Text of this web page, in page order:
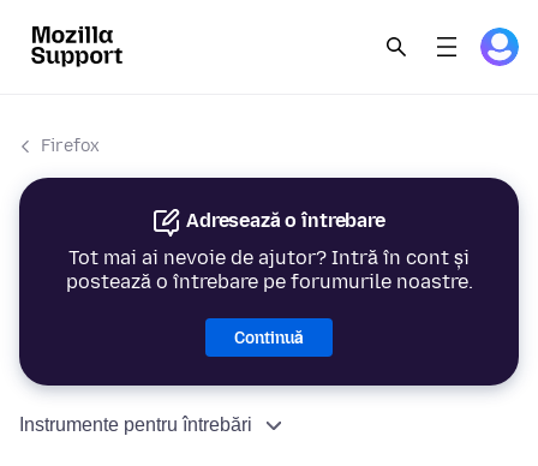
Firefox
Adresează o întrebare
Tot mai ai nevoie de ajutor? Intră în cont și
postează o întrebare pe forumurile noastre.
Continuă
Instrumente pentru întrebări